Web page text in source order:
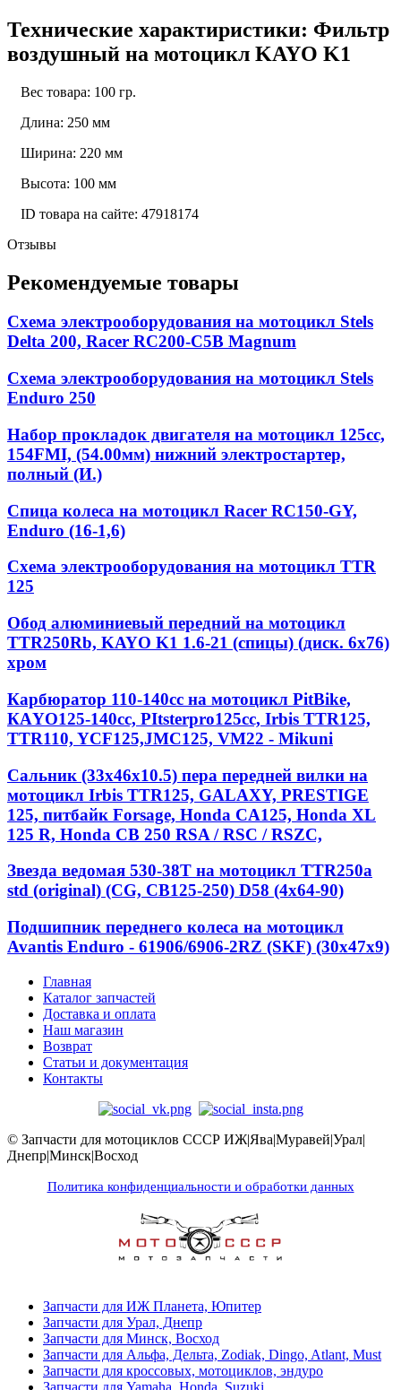
Технические характиристики: Фильтр
воздушный на мотоцикл KAYO K1
Вес товара: 100 гр.
Длина: 250 мм
Ширина: 220 мм
Высота: 100 мм
ID товара на сайте: 47918174
Отзывы
Рекомендуемые товары
Схема электрооборудования на мотоцикл Stels
Delta 200, Racer RC200-C5B Magnum
Схема электрооборудования на мотоцикл Stels
Enduro 250
Набор прокладок двигателя на мотоцикл 125cc,
154FMI, (54.00мм) нижний электростартер,
полный (И.)
Спица колеса на мотоцикл Racer RC150-GY,
Enduro (16-1,6)
Схема электрооборудования на мотоцикл TTR
125
Обод алюминиевый передний на мотоцикл
TTR250Rb, KAYO K1 1.6-21 (спицы) (диск. 6x76)
хром
Карбюратор 110-140cc на мотоцикл PitBike,
КАYО125-140сс, РItstеrрrо125сс, Irbis TTR125,
TTR110, YCF125,JMC125, VM22 - Mikuni
Сальник (33х46х10.5) пера передней вилки на
мотоцикл Irbis TTR125, GALAXY, PRESTIGE
125, питбайк Forsage, Honda CA125, Honda XL
125 R, Honda CB 250 RSA / RSC / RSZC,
Звезда ведомая 530-38T на мотоцикл TTR250a
std (original) (CG, CB125-250) D58 (4x64-90)
Подшипник переднего колеса на мотоцикл
Avantis Enduro - 61906/6906-2RZ (SKF) (30x47x9)
Главная
Каталог запчастей
Доставка и оплата
Наш магазин
Возврат
Статьи и документация
Контакты
© Запчасти для мотоциклов СССР ИЖ|Ява|Муравей|Урал|
Днепр|Минск|Восход
Политика конфиденциальности и обработки данных
Запчасти для ИЖ Планета, Юпитер
Запчасти для Урал, Днепр
Запчасти для Минск, Восход
Запчасти для Альфа, Дельта, Zodiak, Dingo, Atlant, Must
Запчасти для кроссовых, мотоциклов, эндуро
Запчасти для Yamaha, Honda, Suzuki